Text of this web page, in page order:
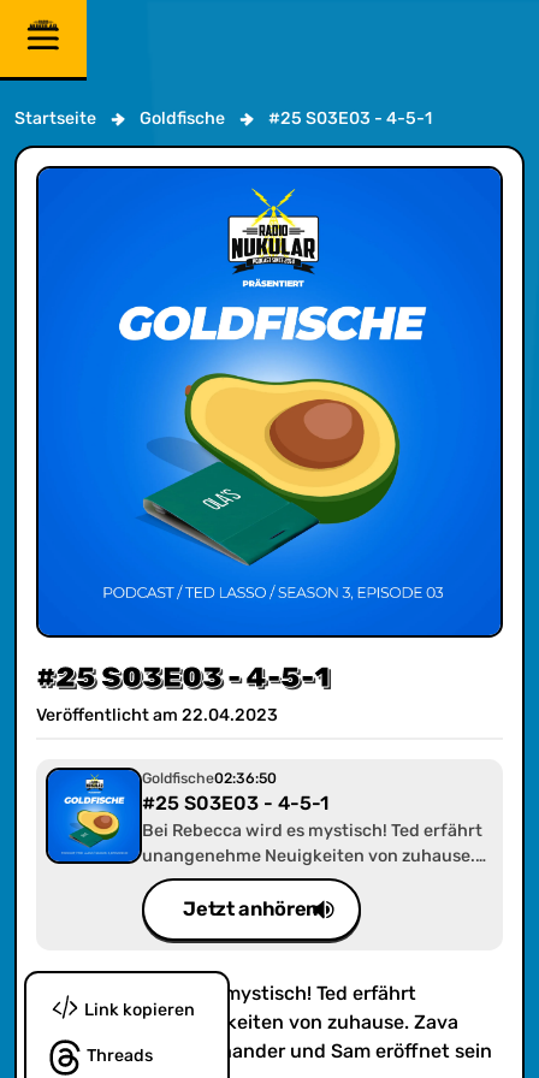
Startseite Goldfische #25 S03E03 - 4-5-1
#25 S03E03 - 4-5-1
Veröffentlicht am 22.04.2023
Goldfische02:36:50
#25 S03E03 - 4-5-1
Bei Rebecca wird es mystisch! Ted erfährt
unangenehme Neuigkeiten von zuhause.
Zava wirbelt alles durcheinander und Sam
eröffnet sein Restaurant.
Jetzt anhören
Bei Rebecca wird es mystisch! Ted erfährt
unangenehme Neuigkeiten von zuhause. Zava
wirbelt alles durcheinander und Sam eröffnet sein
Link kopieren
Threads